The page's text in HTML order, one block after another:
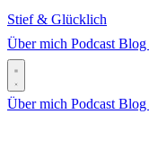
Stief & Glücklich
Über mich Podcast Blog
Über mich Podcast Blog